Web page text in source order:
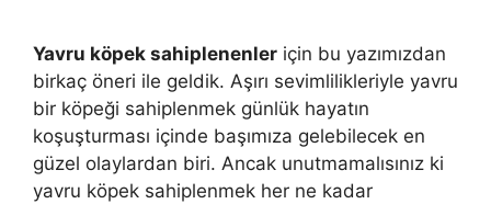
Yavru köpek sahiplenenler için bu yazımızdan
birkaç öneri ile geldik. Aşırı sevimlilikleriyle yavru
bir köpeği sahiplenmek günlük hayatın
koşuşturması içinde başımıza gelebilecek en
güzel olaylardan biri. Ancak unutmamalısınız ki
yavru köpek sahiplenmek her ne kadar